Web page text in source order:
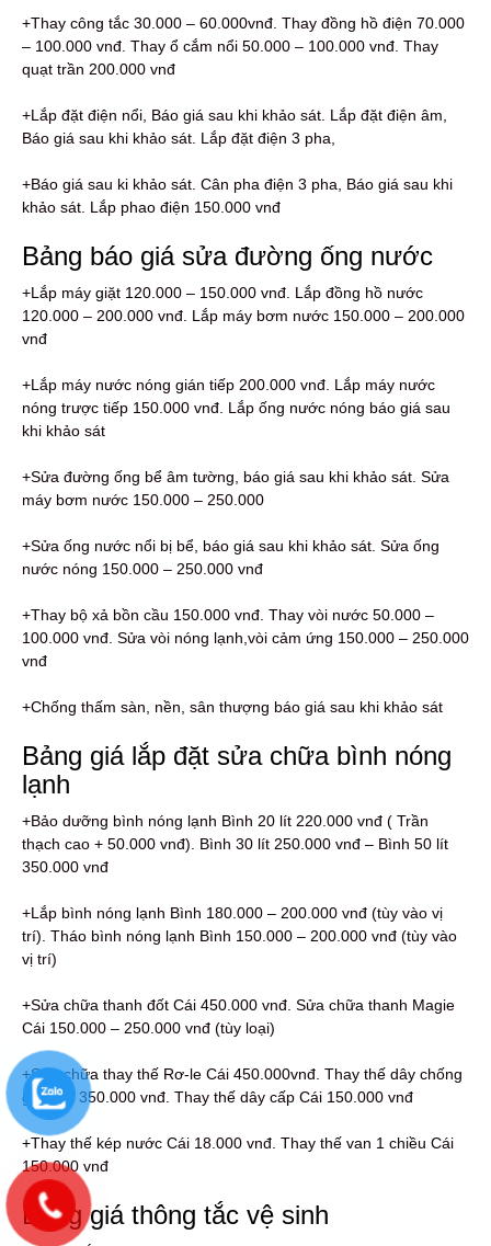
+Thay công tắc 30.000 – 60.000vnđ. Thay đồng hồ điện 70.000
– 100.000 vnđ. Thay ổ cắm nổi 50.000 – 100.000 vnđ. Thay
quạt trần 200.000 vnđ
+Lắp đặt điện nổi, Báo giá sau khi khảo sát. Lắp đặt điện âm,
Báo giá sau khi khảo sát. Lắp đặt điện 3 pha,
+Báo giá sau ki khảo sát. Cân pha điện 3 pha, Báo giá sau khi
khảo sát. Lắp phao điện 150.000 vnđ
Bảng báo giá sửa đường ống nước
+Lắp máy giặt 120.000 – 150.000 vnđ. Lắp đồng hồ nước
120.000 – 200.000 vnđ. Lắp máy bơm nước 150.000 – 200.000
vnđ
+Lắp máy nước nóng gián tiếp 200.000 vnđ. Lắp máy nước
nóng trược tiếp 150.000 vnđ. Lắp ống nước nóng báo giá sau
khi khảo sát
+Sửa đường ống bể âm tường, báo giá sau khi khảo sát. Sửa
máy bơm nước 150.000 – 250.000
+Sửa ống nước nổi bị bể, báo giá sau khi khảo sát. Sửa ống
nước nóng 150.000 – 250.000 vnđ
+Thay bộ xả bồn cầu 150.000 vnđ. Thay vòi nước 50.000 –
100.000 vnđ. Sửa vòi nóng lạnh,vòi cảm ứng 150.000 – 250.000
vnđ
+Chống thấm sàn, nền, sân thượng báo giá sau khi khảo sát
Bảng giá lắp đặt sửa chữa bình nóng
lạnh
+Bảo dưỡng bình nóng lạnh Bình 20 lít 220.000 vnđ ( Trần
thạch cao + 50.000 vnđ). Bình 30 lít 250.000 vnđ – Bình 50 lít
350.000 vnđ
+Lắp bình nóng lạnh Bình 180.000 – 200.000 vnđ (tùy vào vị
trí). Tháo bình nóng lạnh Bình 150.000 – 200.000 vnđ (tùy vào
vị trí)
+Sửa chữa thanh đốt Cái 450.000 vnđ. Sửa chữa thanh Magie
Cái 150.000 – 250.000 vnđ (tùy loại)
+Sửa chữa thay thế Rơ-le Cái 450.000vnđ. Thay thế dây chống
giật Cái 350.000 vnđ. Thay thế dây cấp Cái 150.000 vnđ
+Thay thế kép nước Cái 18.000 vnđ. Thay thế van 1 chiều Cái
150.000 vnđ
Bảng giá thông tắc vệ sinh